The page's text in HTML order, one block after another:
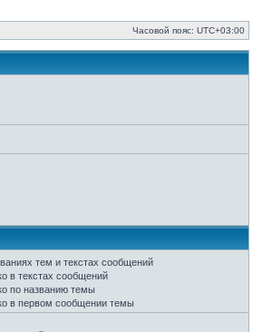
Часовой пояс: UTC+03:00
тем и текстах сообщений
в текстах сообщений
по названию темы
в первом сообщении темы